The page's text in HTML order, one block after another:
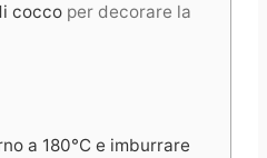
cocco per decorare la
a 180°C e imburrare